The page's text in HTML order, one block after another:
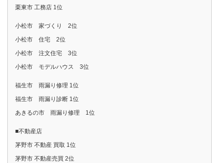
栗東市 工務店 1位
小松市 家づくり 2位
小松市 住宅 2位
小松市 注文住宅 3位
小松市 モデルハウス 3位
福生市 雨漏り修理 1位
福生市 雨漏り診断 1位
あきるの市 雨漏り修理 1位
■不動産店
茅野市 不動産 買取 1位
茅野市 不動産売買 2位